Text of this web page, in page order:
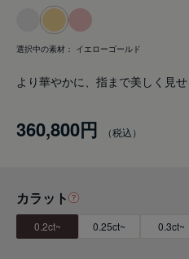
選択中の素材： イエローゴールド
より華やかに、指まで美しく見せ
360,800円
カラット
0.2ct~ 0.25ct~ 0.3ct~